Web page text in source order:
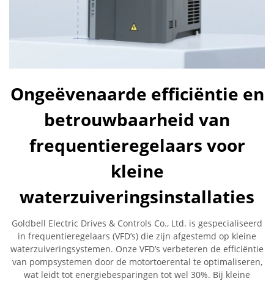
Ongeëvenaarde efficiëntie en
betrouwbaarheid van
frequentieregelaars voor
kleine
waterzuiveringsinstallaties
Goldbell Electric Drives & Controls Co., Ltd. is gespecialiseerd
in frequentieregelaars (VFD’s) die zijn afgestemd op kleine
waterzuiveringsystemen. Onze VFD’s verbeteren de efficiëntie
van pompsystemen door de motortoerental te optimaliseren,
wat leidt tot energiebesparingen tot wel 30%. Bij kleine